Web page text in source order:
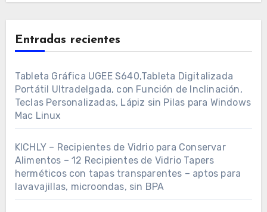
Entradas recientes
Tableta Gráfica UGEE S640,Tableta Digitalizada
Portátil Ultradelgada, con Función de Inclinación,
Teclas Personalizadas, Lápiz sin Pilas para Windows
Mac Linux
KICHLY – Recipientes de Vidrio para Conservar
Alimentos – 12 Recipientes de Vidrio Tapers
herméticos con tapas transparentes – aptos para
lavavajillas, microondas, sin BPA